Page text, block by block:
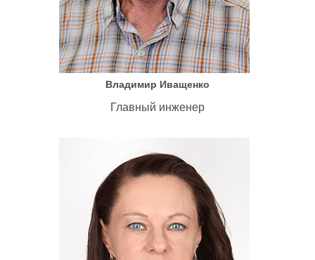
Владимир Иващенко
Главный инженер